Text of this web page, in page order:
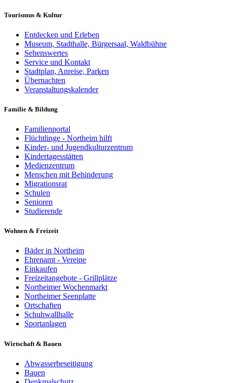
Tourismus & Kultur
Entdecken und Erleben
Museum, Stadthalle, Bürgersaal, Waldbühne
Sehenswertes
Service und Kontakt
Stadtplan, Anreise, Parken
Übernachten
Veranstaltungskalender
Familie & Bildung
Familienportal
Flüchtlinge - Northeim hilft
Kinder- und Jugendkulturzentrum
Kindertagesstätten
Medienzentrum
Menschen mit Behinderung
Migrationsrat
Schulen
Senioren
Studierende
Wohnen & Freizeit
Bäder in Northeim
Ehrenamt - Vereine
Einkaufen
Freizeitangebote - Grillplätze
Northeimer Wochenmarkt
Northeimer Seenplatte
Ortschaften
Schuhwallhalle
Sportanlagen
Wirtschaft & Bauen
Abwasserbeseitigung
Bauen